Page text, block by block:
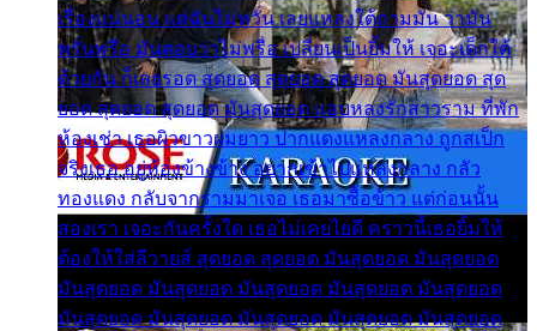
เรื่องแน่นอน แต่ฉันไม่หวั่น เลยแหลงใต้ถามมัน ว่ามัน
พรั่นพรือ มันตอบว่าไม่พรื่อ เปลี่ยนเป็นยิ้มให้ เจอะเด็กใต้
ด้วยกัน ก็เลยรอด สุดยอด สุดยอด สุดยอด มันสุดยอด สุด
ยอด สุดยอด สุดยอด มันสุดยอด แอบหลงรักสาวราม ที่พัก
ห้องเช่า เธอผิวขาวผมยาว ปากแดงแหลงกลาง ถูกสเป็ก
จริงเธอ อยู่ห้องข้างข้าง อยากเข้าไปแหลงกลาง กลัว
ทองแดง กลับจากรามมาเจอ เธอมาซื้อข้าว แต่ก่อนนั้น
สองเรา เจอะกันครั้งใด เธอไม่เคยไยดี คราวนี้เธอยิ้มให้
ต้องให้ใส่ลีวายส์ สุดยอด สุดยอด มันสุดยอด มันสุดยอด
มันสุดยอด มันสุดยอด มันสุดยอด มันสุดยอด มันสุดยอด
มันสุดยอด มันสุดยอด มันสุดยอด มันสุดยอด มันสุดยอด